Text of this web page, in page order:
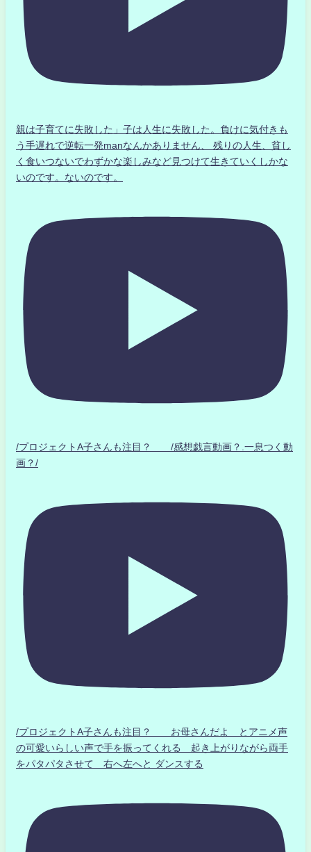
親は子育てに失敗した」子は人生に失敗した。負けに気付きも
う手遅れで逆転一発manなんかありません、 残りの人生、貧し
く食いつないでわずかな楽しみなど見つけて生きていくしかな
いのです。ないのです。
/プロジェクトA子さんも注目？ /感想戯言動画？.一息つく動
画？/
/プロジェクトA子さんも注目？ お母さんだよ とアニメ声
の可愛いらしい声で手を振ってくれる 起き上がりながら両手
をパタパタさせて 右へ左へと ダンスする